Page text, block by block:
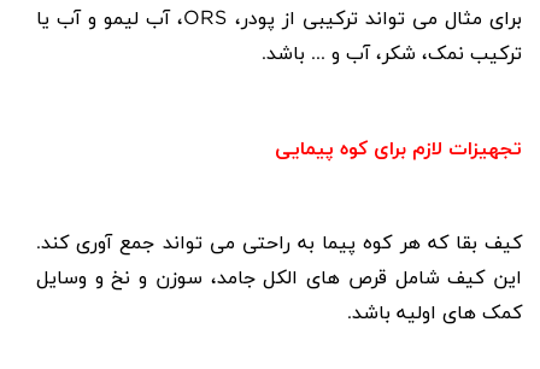
برای مثال می تواند ترکیبی از پودر، ORS، آب لیمو و آب یا
ترکیب نمک، شکر، آب و ... باشد.
تجهیزات لازم برای کوه پیمایی
کیف بقا که هر کوه پیما به راحتی می تواند جمع آوری کند.
این کیف شامل قرص های الکل جامد، سوزن و نخ و وسایل
کمک های اولیه باشد.